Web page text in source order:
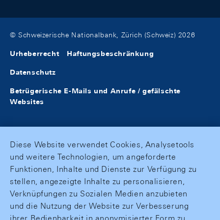
© Schweizerische Nationalbank, Zürich (Schweiz) 2026
Urheberrecht Haftungsbeschränkung
Datenschutz
Betrügerische E-Mails und Anrufe / gefälschte
Websites
Diese Website verwendet Cookies, Analysetools
und weitere Technologien, um angeforderte
Funktionen, Inhalte und Dienste zur Verfügung zu
stellen, angezeigte Inhalte zu personalisieren,
Verknüpfungen zu Sozialen Medien anzubieten
und die Nutzung der Website zur Verbesserung